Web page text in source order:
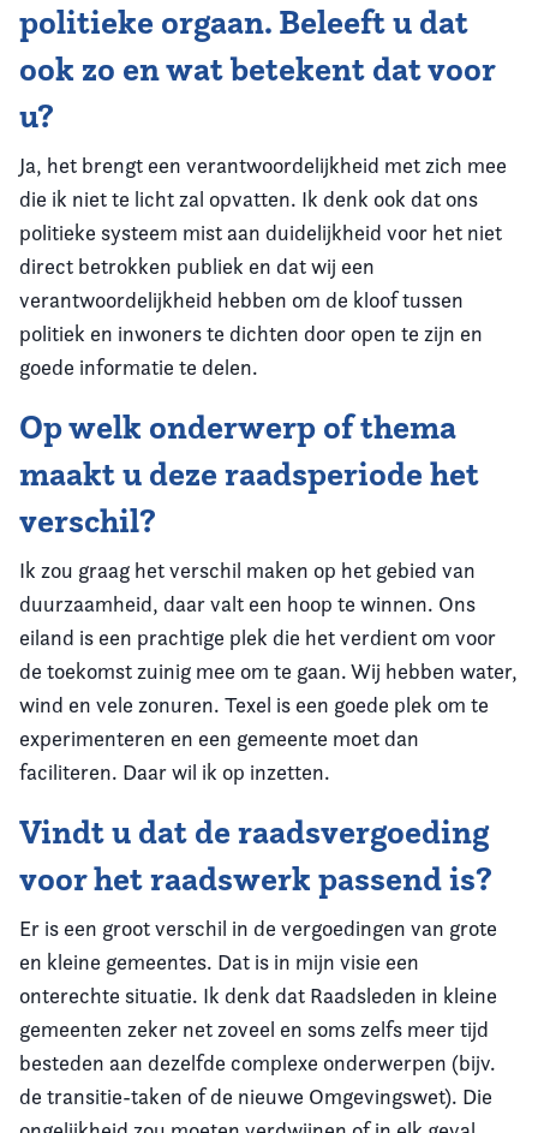
politieke orgaan. Beleeft u dat
ook zo en wat betekent dat voor
u?
Ja, het brengt een verantwoordelijkheid met zich mee
die ik niet te licht zal opvatten. Ik denk ook dat ons
politieke systeem mist aan duidelijkheid voor het niet
direct betrokken publiek en dat wij een
verantwoordelijkheid hebben om de kloof tussen
politiek en inwoners te dichten door open te zijn en
goede informatie te delen.
Op welk onderwerp of thema
maakt u deze raadsperiode het
verschil?
Ik zou graag het verschil maken op het gebied van
duurzaamheid, daar valt een hoop te winnen. Ons
eiland is een prachtige plek die het verdient om voor
de toekomst zuinig mee om te gaan. Wij hebben water,
wind en vele zonuren. Texel is een goede plek om te
experimenteren en een gemeente moet dan
faciliteren. Daar wil ik op inzetten.
Vindt u dat de raadsvergoeding
voor het raadswerk passend is?
Er is een groot verschil in de vergoedingen van grote
en kleine gemeentes. Dat is in mijn visie een
onterechte situatie. Ik denk dat Raadsleden in kleine
gemeenten zeker net zoveel en soms zelfs meer tijd
besteden aan dezelfde complexe onderwerpen (bijv.
de transitie-taken of de nieuwe Omgevingswet). Die